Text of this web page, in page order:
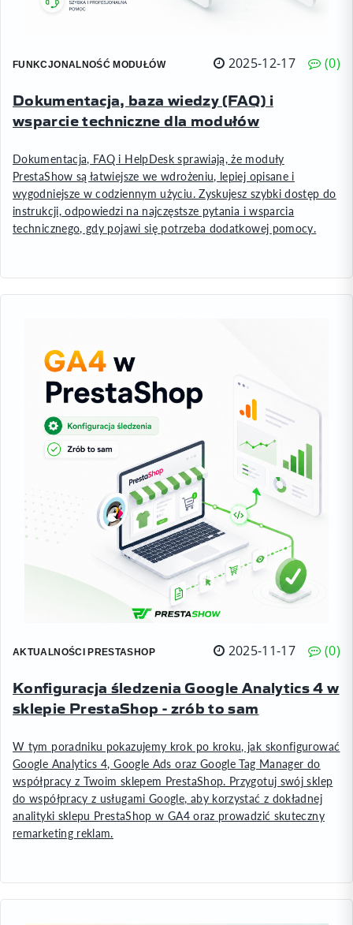
FUNKCJONALNOŚĆ MODUŁÓW 2025-12-17 0
Dokumentacja, baza wiedzy (FAQ) i
wsparcie techniczne dla modułów
Dokumentacja, FAQ i HelpDesk sprawiają, że moduły
PrestaShow są łatwiejsze we wdrożeniu, lepiej opisane i
wygodniejsze w codziennym użyciu. Zyskujesz szybki dostęp do
instrukcji, odpowiedzi na najczęstsze pytania i wsparcia
technicznego, gdy pojawi się potrzeba dodatkowej pomocy.
AKTUALNOŚCI PRESTASHOP 2025-11-17 0
Konfiguracja śledzenia Google Analytics 4 w
sklepie PrestaShop - zrób to sam
W tym poradniku pokazujemy krok po kroku, jak skonfigurować
Google Analytics 4, Google Ads oraz Google Tag Manager do
współpracy z Twoim sklepem PrestaShop. Przygotuj swój sklep
do współpracy z usługami Google, aby korzystać z dokładnej
analityki sklepu PrestaShop w GA4 oraz prowadzić skuteczny
remarketing reklam.